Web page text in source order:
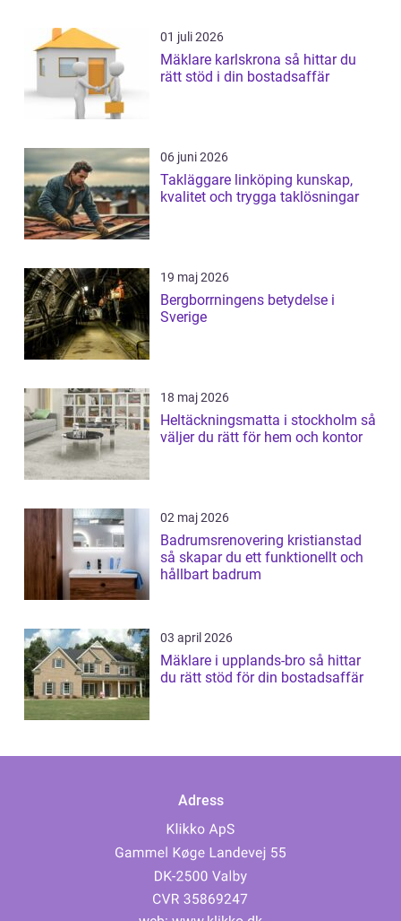
01 juli 2026
Mäklare karlskrona så hittar du
rätt stöd i din bostadsaffär
06 juni 2026
Takläggare linköping kunskap,
kvalitet och trygga taklösningar
19 maj 2026
Bergborrningens betydelse i
Sverige
18 maj 2026
Heltäckningsmatta i stockholm så
väljer du rätt för hem och kontor
02 maj 2026
Badrumsrenovering kristianstad
så skapar du ett funktionellt och
hållbart badrum
03 april 2026
Mäklare i upplands-bro så hittar
du rätt stöd för din bostadsaffär
Adress